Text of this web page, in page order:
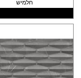
(16)
(11)
(4)
חלמיש